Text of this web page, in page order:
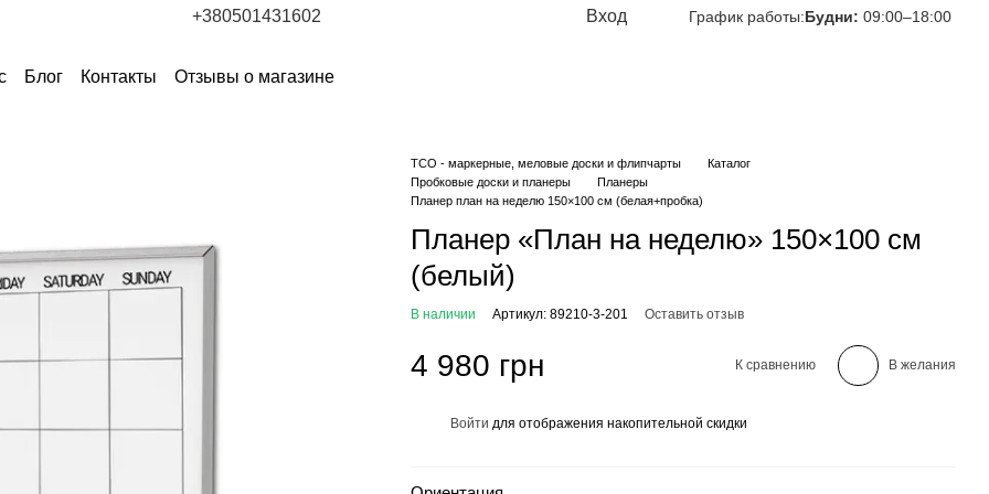
+380501431602 Вход График работы:Будни: 09:00–18:00
Блог Контакты Отзывы о магазине
ТСО - маркерные, меловые доски и флипчарты
Каталог
Пробковые доски и планеры
Планеры
Планер план на неделю 150×100 см (белая+пробка)
Планер «План на неделю» 150×100 см
(белый)
В наличии Артикул: 89210-3-201 Оставить отзыв
4 980 грн К сравнению В желания
Войти для отображения накопительной скидки